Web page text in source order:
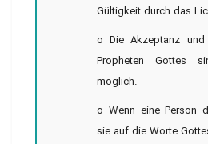
Gültigkeit durch das
o Die Akzeptanz
Propheten Gottes
möglich.
o Wenn eine Person
sie auf die Worte